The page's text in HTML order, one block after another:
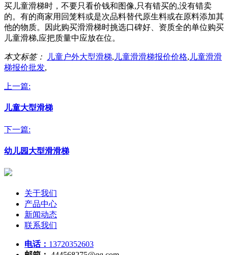
买儿童滑梯时，不要只看价钱和图像,只有错买的,没有错卖
的。有的商家用回笼料或是次品料替代原生料或在原料添加其
他的物质。因此购买滑滑梯时挑选口碑好、资质全的单位购买
儿童滑梯,应把质量中应放在位。
本文标签： 儿童户外大型滑梯, 儿童滑滑梯报价价格, 儿童滑滑
梯报价批发,
上一篇:
儿童大型滑梯
下一篇:
幼儿园大型滑滑梯
关于我们
产品中心
新闻动态
联系我们
电话： 13720352603